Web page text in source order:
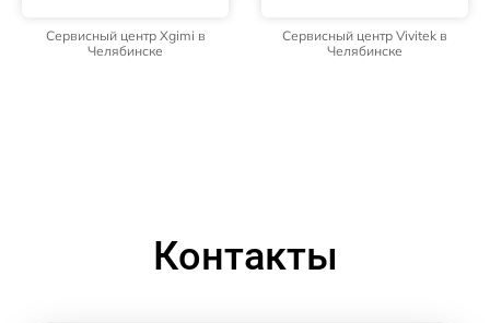
Сервисный центр Xgimi в
Челябинске
Сервисный центр Vivitek в
Челябинске
Контакты